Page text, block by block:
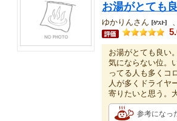
お湯がとても
ゆかりんさん
お湯がとても良い
気にならない位。
ってる人も多くコ
人が多くドライヤ
寄りたいと思う。
参考になっ